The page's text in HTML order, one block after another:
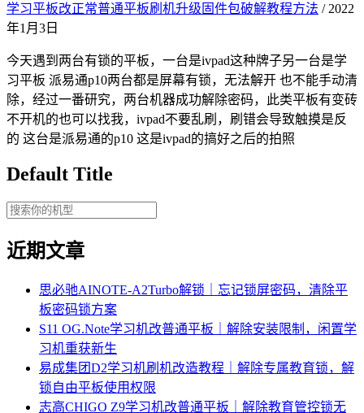
学习平板改正常普通平板刷机升级固件包破解教程方法 / 2022
年1月3日
今天遇到两台有锁的平板，一台是ivpad这种牌子另一台是学
习平板 派易通p10两台都是屏幕有锁，无法解开 也不能手动清
除，经过一番研究，两台机器成功解除密码，此类平板有变砖
不开机的也可以找我，ivpad不要乱刷，刷错会导致触摸是反
的 这台是派易通的p10 这是ivpad的搞好之后的拍照
Default Title
近期文章
思必驰AINOTE‑A2Turbo解锁｜忘记锁屏密码，清除平
板密码锁方案
S11 OG.Note学习机改普通平板｜解除安装限制，闲置学
习机重获新生
易成集团D2学习机刷机改造教程｜解除专属教育锁，解
锁自由平板使用权限
志高CHIGO Z9学习机改普通平板｜解除教育管控锁无